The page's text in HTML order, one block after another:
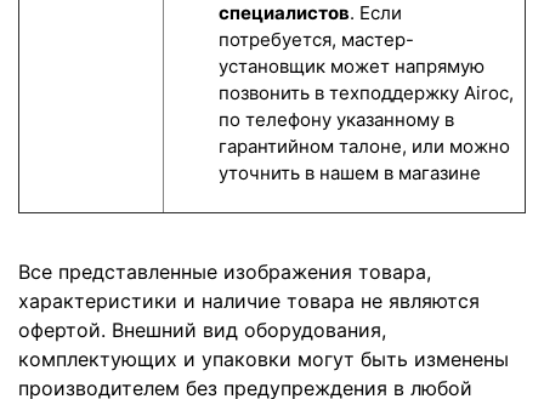
специалистов. Если
потребуется, мастер-
установщик может напрямую
позвонить в техподдержку Airoc,
по телефону указанному в
гарантийном талоне, или можно
уточнить в нашем в магазине
Все представленные изображения товара,
характеристики и наличие товара не являются
офертой. Внешний вид оборудования,
комплектующих и упаковки могут быть изменены
производителем без предупреждения в любой